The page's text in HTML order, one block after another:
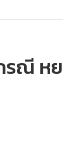
ณี หย